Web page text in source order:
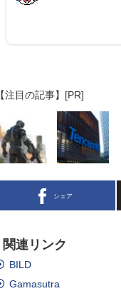
【注目の記事】[PR]
シェア
関連リンク
BILD
Gamasutra